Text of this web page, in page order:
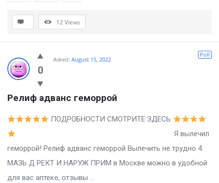
12Views
0
Poll
Asked: August 15, 2022
Релиф адванс геморрой
ПОДРОБНОСТИ СМОТРИТЕ ЗДЕСЬ
Я вылечил
геморрой! Релиф адванс геморрой Вылечить не трудно 4
МАЗЬ Д РЕКТ И НАРУЖ ПРИМ в Москве можно в удобной
для вас аптеке, отзывы ...